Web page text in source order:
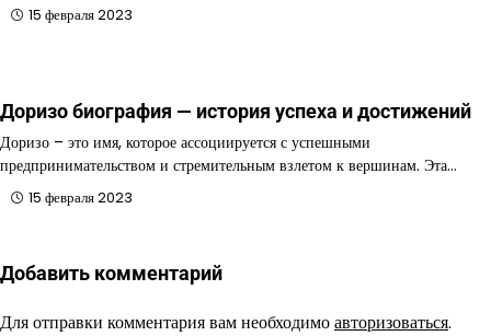
15 февраля 2023
Доризо биография — история успеха и достижений
Доризо – это имя, которое ассоциируется с успешными
предпринимательством и стремительным взлетом к вершинам. Эта…
15 февраля 2023
Добавить комментарий
Для отправки комментария вам необходимоавторизоваться.